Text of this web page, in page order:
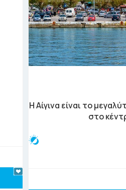
Η Αίγινα είναι το
στο